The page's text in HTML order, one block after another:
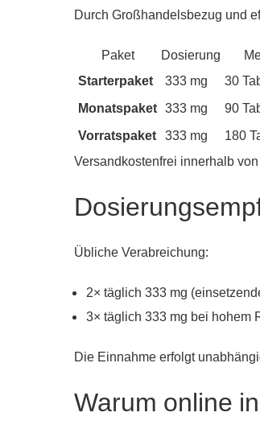
Durch Großhandelsbezug und
Paket Dosierung
Starterpaket
333 mg 30
Monatspaket 333 mg 90
Vorratspaket 333 mg 180
Versandkostenfrei innerhalb von
Übliche Verabreichung:
2× täglich 333 mg
3× täglich 333 mg bei hohem
Die Einnahme erfolgt
Warum online